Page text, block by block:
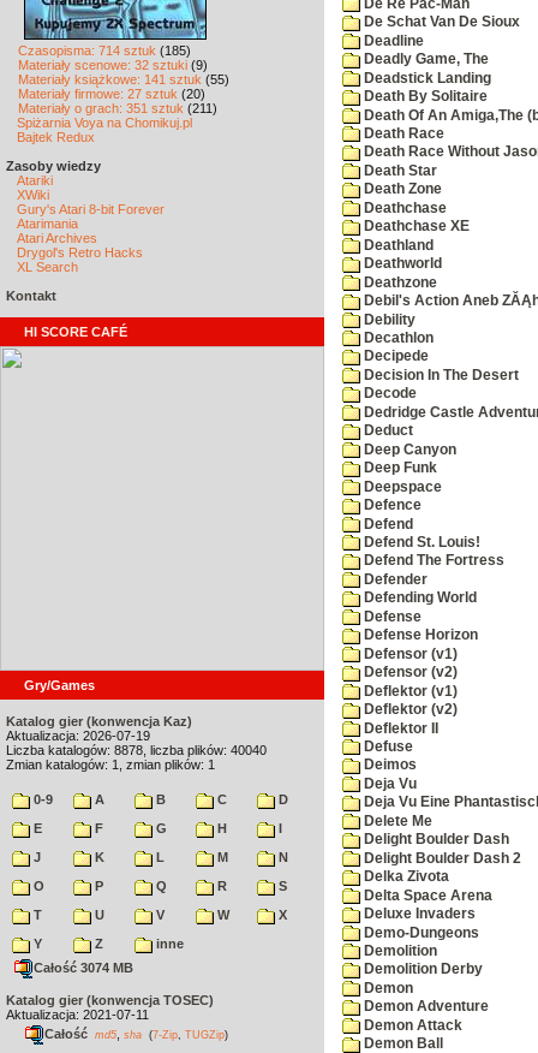
Czasopisma: 714 sztuk (185)
Materiały scenowe: 32 sztuki (9)
Materiały książkowe: 141 sztuk (55)
Materiały firmowe: 27 sztuk (20)
Materiały o grach: 351 sztuk (211)
Spiżarnia Voya na Chomikuj.pl
Bajtek Redux
Zasoby wiedzy
Atariki
XWiki
Gury's Atari 8-bit Forever
Atarimania
Atari Archives
Drygol's Retro Hacks
XL Search
Kontakt
HI SCORE CAFÉ
Gry/Games
Katalog gier (konwencja Kaz)
Aktualizacja: 2026-07-19
Liczba katalogów: 8878, liczba plików: 40040
Zmian katalogów: 1, zmian plików: 1
0-9 A B C
D
E
F G H
I
J
K L M
N
O
P Q R
S
T
U V W
X
Y
Z
inne
Całość 3074 MB
Katalog gier (konwencja TOSEC)
Aktualizacja: 2021-07-11
Całość md5 sha (7-Zip TUGZip)
De Re Pac-Man
De Schat Van De Sioux
Deadline
Deadly Game, The
Deadstick Landing
Death By Solitaire
Death Of An Amiga,The
Death Race
Death Race Without
Death Star
Death Zone
Deathchase
Deathchase XE
Deathland
Deathworld
Deathzone
Debil's Action Aneb
Debility
Decathlon
Decipede
Decision In The Desert
Decode
Dedridge Castle
Deduct
Deep Canyon
Deep Funk
Deepspace
Defence
Defend
Defend St. Louis!
Defend The Fortress
Defender
Defending World
Defense
Defense Horizon
Defensor (v1)
Defensor (v2)
Deflektor (v1)
Deflektor (v2)
Deflektor II
Defuse
Deimos
Deja Vu
Deja Vu Eine
Delete Me
Delight Boulder Dash
Delight Boulder Dash 2
Delka Zivota
Delta Space Arena
Deluxe Invaders
Demo-Dungeons
Demolition
Demolition Derby
Demon
Demon Adventure
Demon Attack
Demon Ball